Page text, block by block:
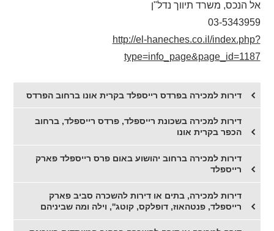
אל הנכס, משרד תיווך נדל"ן
03-5343959
http://el-haneches.co.il/index.php?
type=info_page&page_id=1187
דירות למכירה בפרדס רייספלד בקרית אונו ברחוב הפרדס
דירות למכירה בשכונת רייספלד, פרדס רייספלד, ברחוב
הכפר בקרית אונו
דירות למכירה ברחוב יהושוע באום פרס רייספלד פארק
רייספלד
דירות למכירה, בתים או דירות להשכרה סביב פארק
רייספלד, פנטהאוז, דופלקס, קוטג'', וילה ומה שביניהם